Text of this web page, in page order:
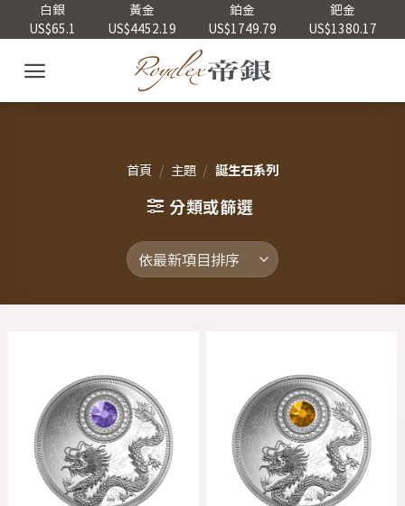
to
content
白銀
US$65.1
黃金
US$4452.19
鉑金
US$1749.79
鈀金
US$1380.17
首頁 / 主題 / 誕生石系列
分類或篩選